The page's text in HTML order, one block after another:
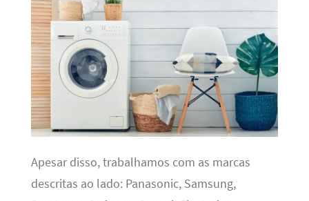
Apesar disso, trabalhamos com as marcas
descritas ao lado: Panasonic, Samsung,